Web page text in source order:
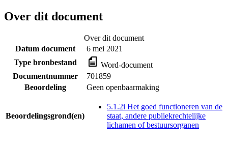
Over dit document
Over dit document
Datum document
6 mei 2021
Type bronbestand
Word-document
Documentnummer
701859
Beoordeling
Geen openbaarmaking
Beoordelingsgrond(en)
5.1.2i Het goed functioneren van de
staat, andere publiekrechtelijke
lichamen of bestuursorganen